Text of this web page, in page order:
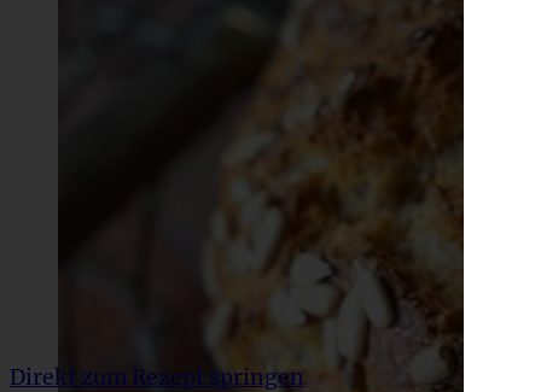
Direkt zum Rezept springen